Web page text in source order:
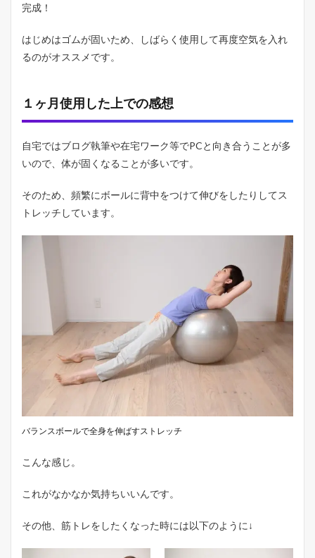
完成！
はじめはゴムが固いため、しばらく使用して再度空気を入れ
るのがオススメです。
１ヶ月使用した上での感想
自宅ではブログ執筆や在宅ワーク等でPCと向き合うことが多
いので、体が固くなることが多いです。
そのため、頻繁にボールに背中をつけて伸びをしたりしてス
トレッチしています。
バランスボールで全身を伸ばすストレッチ
こんな感じ。
これがなかなか気持ちいいんです。
その他、筋トレをしたくなった時には以下のように↓